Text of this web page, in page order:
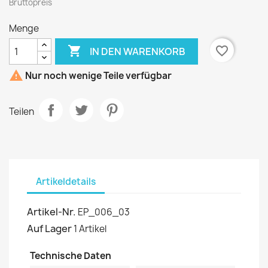
Bruttopreis
Menge
 IN DEN WARENKORB
favorite_border
 Nur noch wenige Teile verfügbar
Teilen
Artikeldetails
Artikel-Nr. EP_006_03
Auf Lager1 Artikel
Technische Daten